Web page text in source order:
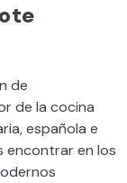
de
de la cocina
española e
encontrar en los